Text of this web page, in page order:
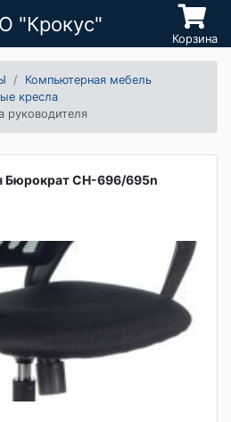
"Крокус"
Корзина
Компьютерная мебель
кресла
руководителя
Бюрократ CH-696/695n